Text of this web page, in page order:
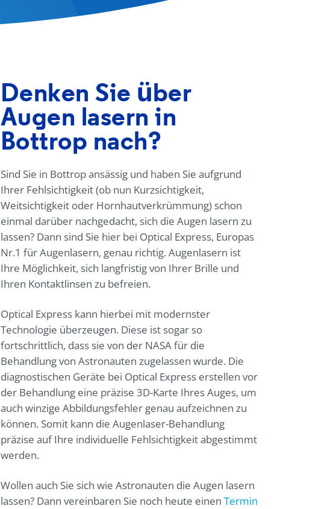
Denken Sie über
Augen lasern in
Bottrop nach?
Sind Sie in Bottrop ansässig und haben Sie aufgrund
Ihrer Fehlsichtigkeit (ob nun Kurzsichtigkeit,
Weitsichtigkeit oder Hornhautverkrümmung) schon
einmal darüber nachgedacht, sich die Augen lasern zu
lassen? Dann sind Sie hier bei Optical Express, Europas
Nr.1 für Augenlasern, genau richtig. Augenlasern ist
Ihre Möglichkeit, sich langfristig von Ihrer Brille und
Ihren Kontaktlinsen zu befreien.
Optical Expresskann hierbei mit modernster
Technologie überzeugen. Diese ist sogar so
fortschrittlich, dass sie von der NASA für die
Behandlung von Astronauten zugelassen wurde. Die
diagnostischen Geräte bei Optical Expresserstellen vor
der Behandlung eine präzise 3D-Karte Ihres Auges, um
auch winzige Abbildungsfehler genau aufzeichnen zu
können. Somit kann die Augenlaser-Behandlung
präzise auf Ihre individuelle Fehlsichtigkeit abgestimmt
werden.
Wollen auch Sie sich wie Astronauten die Augen lasern
lassen? Dann vereinbaren Sie noch heute einen Termin